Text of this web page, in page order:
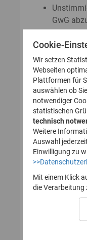
GwG
GwG zu
So legen
das
Cookie-
Wir setzen
Webseiten
Plattformen für
auswählen ob
notwendiger
statistischen
technisch
Weitere
Auswahl
Einwilligung zu
Mit einem Klick
die Verarbeitung